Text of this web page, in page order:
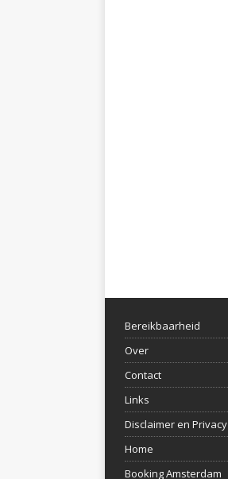
Bereikbaarheid
Over
Contact
Links
Disclaimer en Privacy
Home
Booking Amsterdam